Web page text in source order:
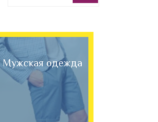
Мужская одежда